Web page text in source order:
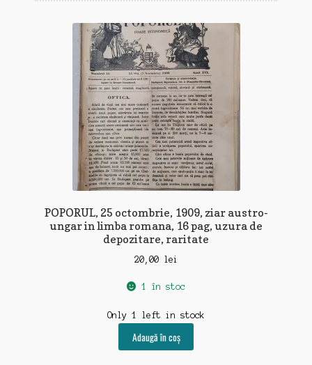
POPORUL, 25 octombrie, 1909, ziar austro-
ungar in limba romana, 16 pag, uzura de
depozitare, raritate
20,00 lei
1 în stoc
Only 1 left in stock
Adaugă în coș